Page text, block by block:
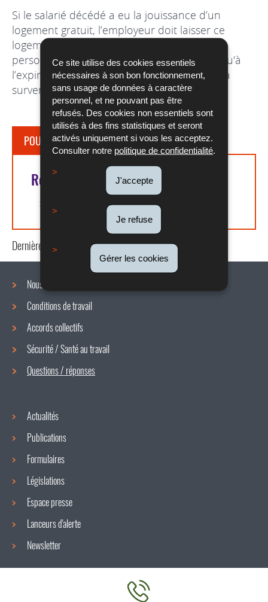
Ce site utilise des cookies essentiels
nécessaires à son bon fonctionnement,
sans usage de données à caractère
personnel, et ne pouvant pas être
refusés. Des cookies non essentiels sont
utilisés à des fins statistiques et seront
activés uniquement si vous les acceptez.
Consulter notre politique de confidentialité.
J'accepte
Je refuse
Gérer les cookies
Si le salarié décédé a eu la jouissance d’un
logement gratuit, l’employeur doit laisser ce
logement gratuitement à la disposition des
personnes visées à l’alinéa qui précède jusqu'à
l’expiration des 3 mois qui suivent celui de la
survenance du décès.
POUR EN SAVOIR PLUS
Références légales
Article L. 125-1 du COTRAV
Dernière mise à jour 08/06/2022
Menu
de
navigation
Nous connaître
Conditions de travail
Accords collectifs
Sécurité / Santé au travail
Questions / réponses
Actualités
Publications
Formulaires
Législations
Espace presse
Lanceurs d'alerte
Newsletter